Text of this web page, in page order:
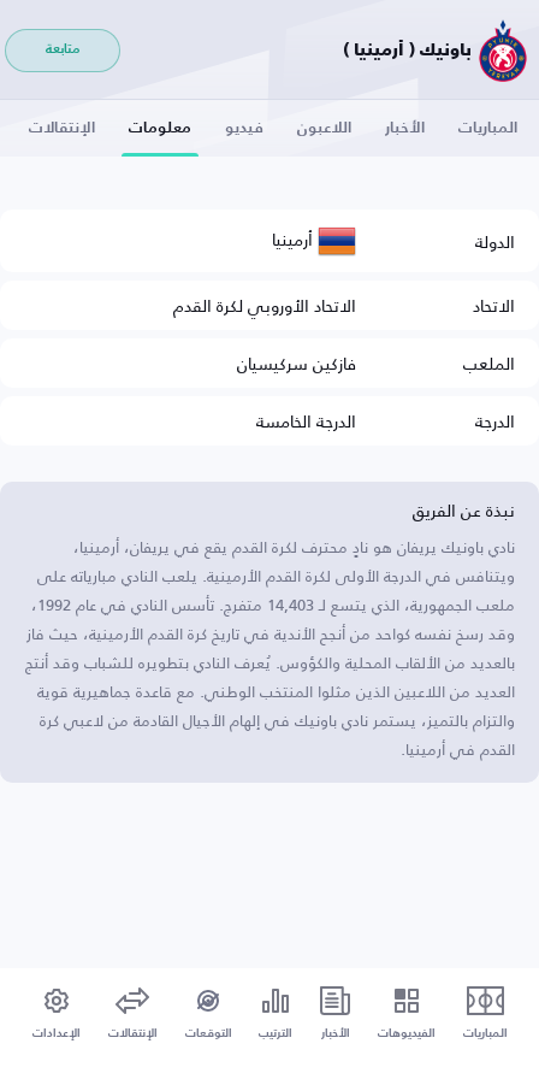
باونيك ( أرمينيا ) متابعة
المباريات الأخبار اللاعبون فيديو معلومات الإنتقالات
الدولة أرمينيا
الاتحاد
الاتحاد الأوروبي لكرة القدم
الملعب
فازكين سركيسيان
الدرجة
الدرجة الخامسة
نبذة عن الفريق
نادي باونيك يريفان هو نادٍ محترف لكرة القدم يقع في يريفان، أرمينيا،
ويتنافس في الدرجة الأولى لكرة القدم الأرمينية. يلعب النادي مبارياته على
ملعب الجمهورية، الذي يتسع لـ 14,403 متفرج. تأسس النادي في عام 1992،
وقد رسخ نفسه كواحد من أنجح الأندية في تاريخ كرة القدم الأرمينية، حيث فاز
بالعديد من الألقاب المحلية والكؤوس. يُعرف النادي بتطويره للشباب وقد أنتج
العديد من اللاعبين الذين مثلوا المنتخب الوطني. مع قاعدة جماهيرية قوية
والتزام بالتميز، يستمر نادي باونيك في إلهام الأجيال القادمة من لاعبي كرة
القدم في أرمينيا.
المباريات الفيديوهات الأخبار الترتيب التوقعات الإنتقالات الإعدادات